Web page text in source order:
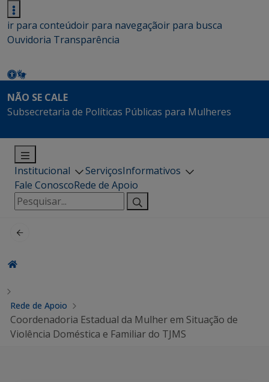
ir para conteúdoir para navegaçãoir para busca
Ouvidoria Transparência
NÃO SE CALE
Subsecretaria de Políticas Públicas para Mulheres
Institucional ServiçosInformativos
Fale ConoscoRede de Apoio
Pesquisar
por:
Rede de Apoio
Coordenadoria Estadual da Mulher em Situação de
Violência Doméstica e Familiar do TJMS